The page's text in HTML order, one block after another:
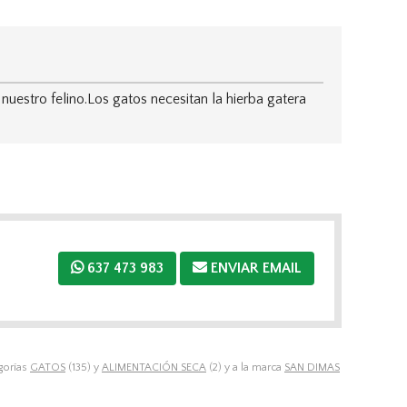
GATOS (135) y ALIMENTACIÓN SECA (2) y a la marca SAN DIMAS
felino.Los gatos necesitan la hierba gatera
637 473 983 ENVIAR EMAIL